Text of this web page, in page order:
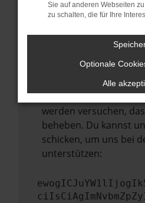
Veraltete Software
Sicherheitsrisiko,
führen, dass
mehr unterstützt
Wende dich an den
Wenn du alle oben
versucht hast,
werden versuchen,
beheben. Du kannst
schicken, um uns bei
unterstützen:
Sie auf anderen Webseiten
zu schalten, die für Ihre
Optionale
Alle